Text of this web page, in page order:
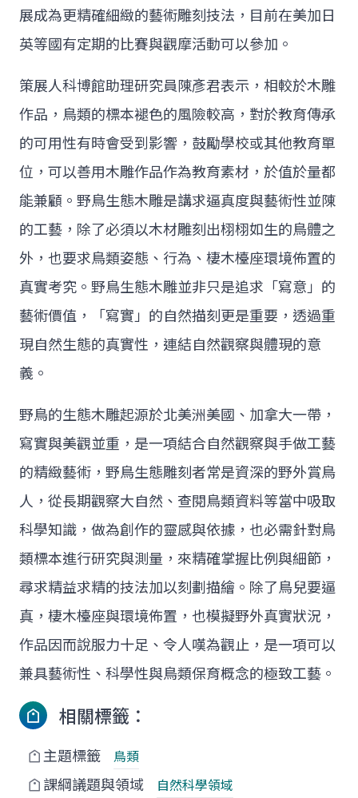
展成為更精確細緻的藝術雕刻技法，目前在美加日
英等國有定期的比賽與觀摩活動可以參加。
策展人科博館助理研究員陳彥君表示，相較於木雕
作品，鳥類的標本褪色的風險較高，對於教育傳承
的可用性有時會受到影響，鼓勵學校或其他教育單
位，可以善用木雕作品作為教育素材，於值於量都
能兼顧。野鳥生態木雕是講求逼真度與藝術性並陳
的工藝，除了必須以木材雕刻出栩栩如生的鳥體之
外，也要求鳥類姿態、行為、棲木檯座環境佈置的
真實考究。野鳥生態木雕並非只是追求「寫意」的
藝術價值，「寫實」的自然描刻更是重要，透過重
現自然生態的真實性，連結自然觀察與體現的意
義。
野鳥的生態木雕起源於北美洲美國、加拿大一帶，
寫實與美觀並重，是一項結合自然觀察與手做工藝
的精緻藝術，野鳥生態雕刻者常是資深的野外賞鳥
人，從長期觀察大自然、查閱鳥類資料等當中吸取
科學知識，做為創作的靈感與依據，也必需針對鳥
類標本進行研究與測量，來精確掌握比例與細節，
尋求精益求精的技法加以刻劃描繪。除了鳥兒要逼
真，棲木檯座與環境佈置，也模擬野外真實狀況，
作品因而說服力十足、令人嘆為觀止，是一項可以
兼具藝術性、科學性與鳥類保育概念的極致工藝。
相關標籤：
主題標籤 鳥類
課綱議題與領域 自然科學領域